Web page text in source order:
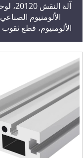
آلة
الألومنيوم
الألومنيوم، قطع